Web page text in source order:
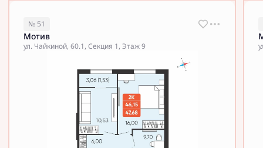
№ 51
Мотив
ул. Чайкиной, 60.1, Секция 1, Этаж 9